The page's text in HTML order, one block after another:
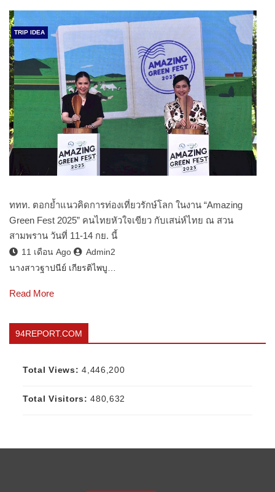
TRIP IDEA
ททท. ตอกย้ำแนวคิดการท่องเที่ยวรักษ์โลก ในงาน “Amazing
Green Fest 2025” คนไทยหัวใจเขียว กับเสน่ห์ไทย ณ สวน
สามพราน วันที่ 11-14 กย. นี้
11 เดือน Ago
Admin2
นางสาวฐาปนีย์ เกียรติไพบู…
Read More
94REPORT.COM
Total Views:4,446,200
Total Visitors:480,632